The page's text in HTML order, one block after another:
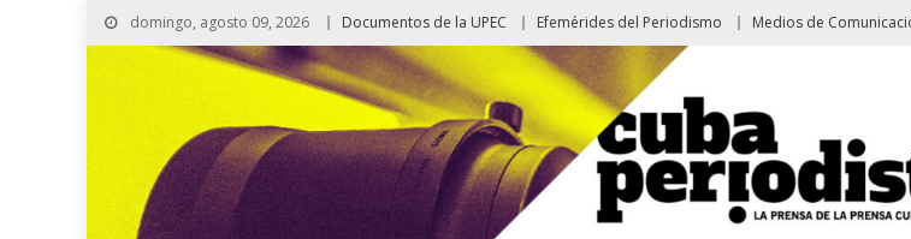
domingo, agosto 09, 2026 Documentos de la UPEC Efemérides del Periodismo Medios de